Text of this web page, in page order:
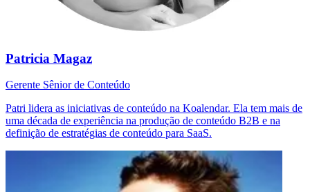
Patricia Magaz
Gerente Sênior de Conteúdo
Patri lidera as iniciativas de conteúdo na Koalendar. Ela tem mais de
uma década de experiência na produção de conteúdo B2B e na
definição de estratégias de conteúdo para SaaS.